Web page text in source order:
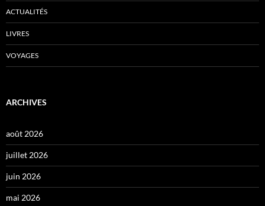
ACTUALITÉS
LIVRES
VOYAGES
ARCHIVES
août 2026
juillet 2026
juin 2026
mai 2026